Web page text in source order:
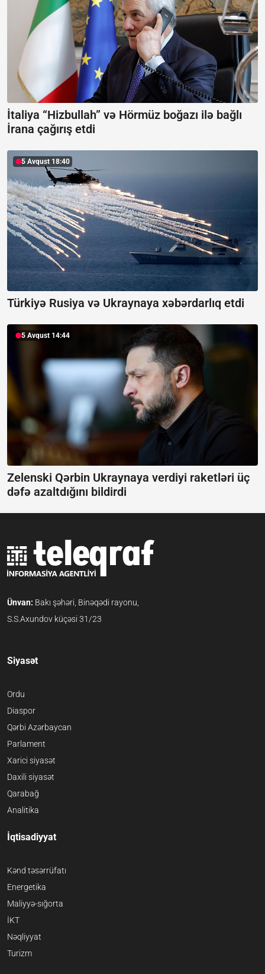
İtaliya “Hizbullah” və Hörmüz boğazı ilə bağlı
İrana çağırış etdi
5 Avqust 18:40
Türkiyə Rusiya və Ukraynaya xəbərdarlıq etdi
5 Avqust 14:44
Zelenski Qərbin Ukraynaya verdiyi raketləri üç
dəfə azaltdığını bildirdi
Ünvan: Bakı şəhəri, Binəqədi rayonu,
S.S.Axundov küçəsi 31/23
Siyasət
Ordu
Diaspor
Qərbi Azərbaycan
Parlament
Xarici siyasət
Daxili siyasət
Qarabağ
Analitika
İqtisadiyyat
Kənd təsərrüfatı
Energetika
Maliyyə-sığorta
İKT
Nəqliyyat
Turizm